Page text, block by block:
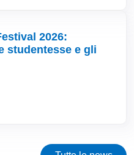
2026:
studentesse e gli